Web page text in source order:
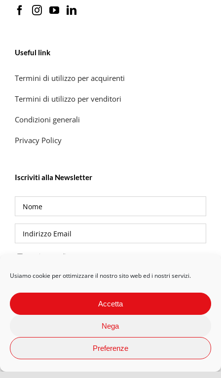
Usiamo cookie per ottimizzare il nostro sito web ed i nostri servizi.
Accetta
Nega
Preferenze
Useful link
Termini di utilizzo per acquirenti
Termini di utilizzo per venditori
Condizioni generali
Privacy Policy
Iscriviti alla Newsletter
Privacy Policy